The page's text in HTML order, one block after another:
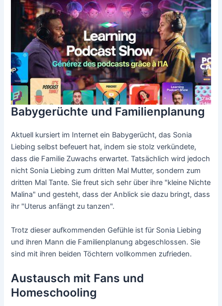
Babygerüchte und Familienplanung
Aktuell kursiert im Internet ein Babygerücht, das Sonia
Liebing selbst befeuert hat, indem sie stolz verkündete,
dass die Familie Zuwachs erwartet. Tatsächlich wird jedoch
nicht Sonia Liebing zum dritten Mal Mutter, sondern zum
dritten Mal Tante. Sie freut sich sehr über ihre "kleine Nichte
Malina" und gesteht, dass der Anblick sie dazu bringt, dass
ihr "Uterus anfängt zu tanzen".
Trotz dieser aufkommenden Gefühle ist für Sonia Liebing
und ihren Mann die Familienplanung abgeschlossen. Sie
sind mit ihren beiden Töchtern vollkommen zufrieden.
Austausch mit Fans und
Homeschooling